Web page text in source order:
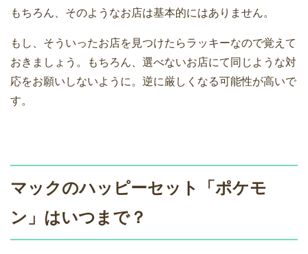
もちろん、そのようなお店は基本的にはありません。
もし、そういったお店を見つけたらラッキーなので覚えて
おきましょう。もちろん、選べないお店にて同じような対
応をお願いしないように。逆に厳しくなる可能性が高いで
す。
マックのハッピーセット「ポケモ
ン」はいつまで？